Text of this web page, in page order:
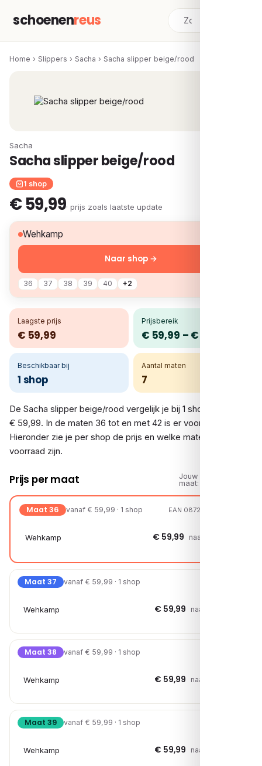
schoenenreus
Home › Slippers › Sacha › Sacha slipper beige/rood
Sacha
Sacha slipper beige/rood
1 shop
€ 59,99· prijs zoals laatste update
Wehkamp
36 37 38 39 40 +2
Naar shop →
Laagste prijs
€ 59,99
Prijsbereik
€ 59,99 – € 59,99
Beschikbaar bij
1 shop
Aantal maten
7
De Sacha slipper beige/rood vergelijk je bij 1 shop. De prijs is
€ 59,99. In de maten 36 tot en met 42 is er voorraad.
Hieronder zie je per shop de prijs en welke maten op
voorraad zijn.
Prijs per maat
Jouw
maat:
Maat 36 vanaf € 59,99 · 1 shop EAN 08720527243545
Wehkamp € 59,99 naar shop →
Maat 37 vanaf € 59,99 · 1 shop
Wehkamp € 59,99 naar shop →
Maat 38 vanaf € 59,99 · 1 shop
Wehkamp € 59,99 naar shop →
Maat 39 vanaf € 59,99 · 1 shop
Wehkamp € 59,99 naar shop →